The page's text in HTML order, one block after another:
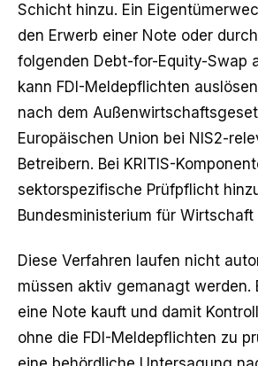
Schicht hinzu. Ein
den Erwerb einer Note oder
folgenden Debt-for-Equity-Swap
kann FDI-Meldepflichten
nach dem
Europäischen Union bei NIS2-
Betreibern. Bei KRITIS-
sektorspezifische Prüfpflicht
Bundesministerium für Wirtschaft
Diese Verfahren laufen nicht
müssen aktiv gemanagt werden.
eine Note kauft und damit
ohne die FDI-Meldepflichten zu